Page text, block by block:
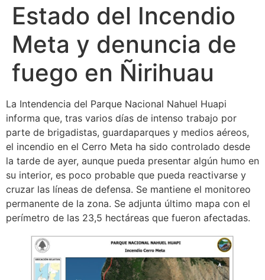
Estado del Incendio
Meta y denuncia de
fuego en Ñirihuau
La Intendencia del Parque Nacional Nahuel Huapi
informa que, tras varios días de intenso trabajo por
parte de brigadistas, guardaparques y medios aéreos,
el incendio en el Cerro Meta ha sido controlado desde
la tarde de ayer, aunque pueda presentar algún humo en
su interior, es poco probable que pueda reactivarse y
cruzar las líneas de defensa. Se mantiene el monitoreo
permanente de la zona. Se adjunta último mapa con el
perímetro de las 23,5 hectáreas que fueron afectadas.